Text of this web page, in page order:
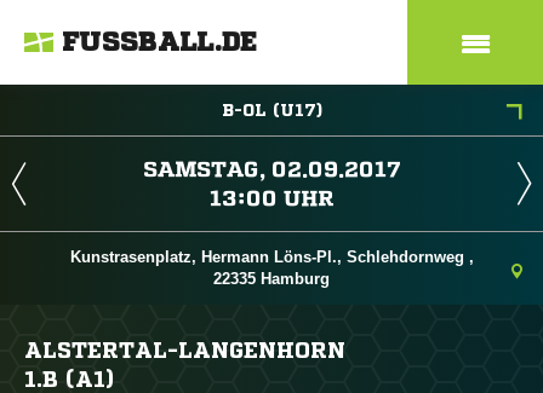
FUSSBALL.DE
B-OL (U17)
 
 
Kunstrasenplatz, Hermann Löns-Pl., Schlehdornweg ,
22335 Hamburg
ALSTERTAL-LANGENHORN
1.B (A1)